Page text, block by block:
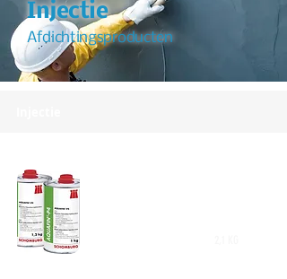
Injectie
Afdichtingsproducten